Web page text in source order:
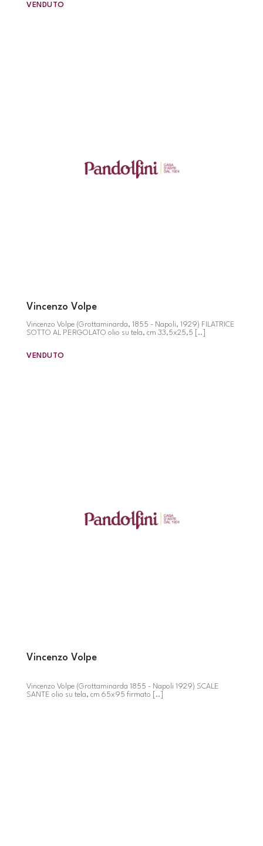
VENDUTO
Vincenzo Volpe
Vincenzo Volpe (Grottaminarda, 1855 - Napoli, 1929) FILATRICE
SOTTO AL PERGOLATO olio su tela, cm 33,5x25,5 [..]
VENDUTO
Vincenzo Volpe
Vincenzo Volpe (Grottaminarda 1855 - Napoli 1929) SCALE
SANTE olio su tela, cm 65x95 firmato [..]